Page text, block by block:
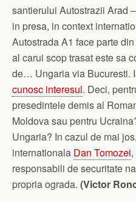
santierului Autostrazii Arad
in presa, in context
Autostrada A1 face parte
al carui scop trasat este sa
de… Ungaria via Bucuresti.
cunosc interesul. Deci,
presedintele demis al
Moldova sau pentru
Ungaria? In cazul de mai
internationala Dan Tomozei
responsabili de securitate
propria ograda. (Victor